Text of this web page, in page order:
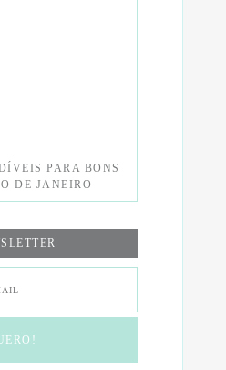
PARA BONS
DE JANEIRO